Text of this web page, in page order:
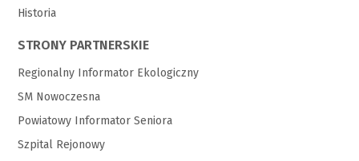
Historia
STRONY PARTNERSKIE
Regionalny Informator Ekologiczny
SM Nowoczesna
Powiatowy Informator Seniora
Szpital Rejonowy